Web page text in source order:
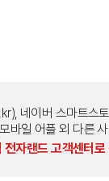
네이버 스마트스
일 어플 외 다른 사
전자랜드 고객센터